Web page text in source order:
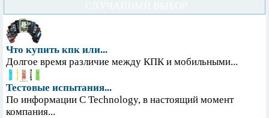
Что купить кпк или...
Долгое время различие между КПК и мобильными...
Тестовые испытания...
По информации С Technology, в настоящий момент
компания...